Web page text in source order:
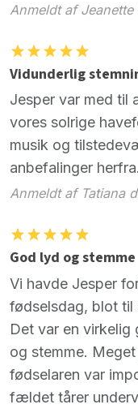
Anmeldt af
Vidunderlig
Jesper var med til
vores solrige
musik og
anbefalinger herfra.
Anmeldt af Tatiana
God lyd og stemme
Vi havde Jesper
fødselsdag, blot til
Det var en
og stemme.
fødselaren var
fældet tårer